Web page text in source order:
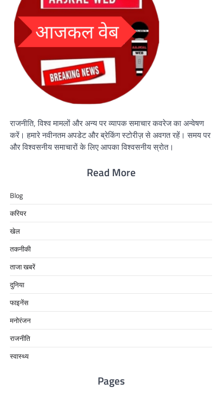
राजनीति, विश्व मामलों और अन्य पर व्यापक समाचार कवरेज का अन्वेषण
करें। हमारे नवीनतम अपडेट और ब्रेकिंग स्टोरीज़ से अवगत रहें। समय पर
और विश्वसनीय समाचारों के लिए आपका विश्वसनीय स्रोत।
Read More
Blog
करियर
खेल
तकनीकी
ताजा खबरें
दुनिया
फाइनेंस
मनोरंजन
राजनीति
स्वास्थ्य
Pages